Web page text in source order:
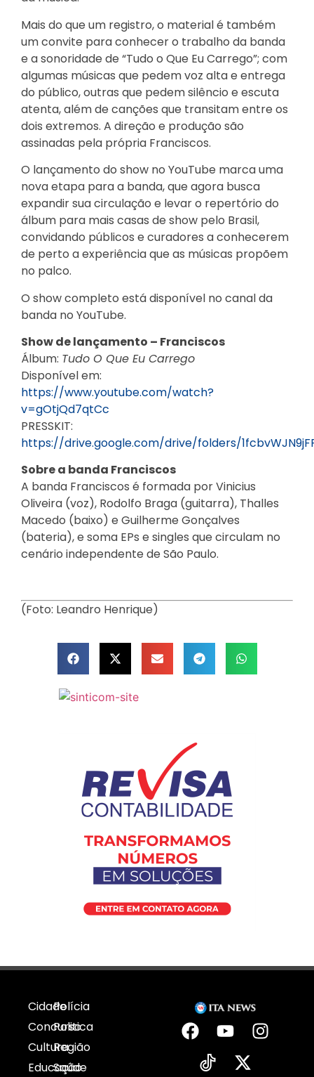
Mais do que um registro, o material é também
um convite para conhecer o trabalho da banda
e a sonoridade de “Tudo o Que Eu Carrego”; com
algumas músicas que pedem voz alta e entrega
do público, outras que pedem silêncio e escuta
atenta, além de canções que transitam entre os
dois extremos. A direção e produção são
assinadas pela própria Franciscos.
O lançamento do show no YouTube marca uma
nova etapa para a banda, que agora busca
expandir sua circulação e levar o repertório do
álbum para mais casas de show pelo Brasil,
convidando públicos e curadores a conhecerem
de perto a experiência que as músicas propõem
no palco.
O show completo está disponível no canal da
banda no YouTube.
Show de lançamento – Franciscos
Álbum: Tudo O Que Eu Carrego
Disponível em:
https://www.youtube.com/watch?
v=gOtjQd7qtCc
PRESSKIT:
https://drive.google.com/drive/folders/
Sobre a banda Franciscos
A banda Franciscos é formada por Vinicius
Oliveira (voz), Rodolfo Braga (guitarra), Thalles
Macedo (baixo) e Guilherme Gonçalves
(bateria), e soma EPs e singles que circulam no
cenário independente de São Paulo.
(Foto: Leandro Henrique)
Cidade
Concurso
Cultura
Educação
Polícia
Politica
Região
Saúde